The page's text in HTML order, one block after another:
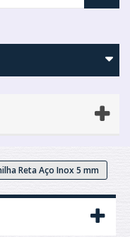
Reta Aço Inox 5 mm